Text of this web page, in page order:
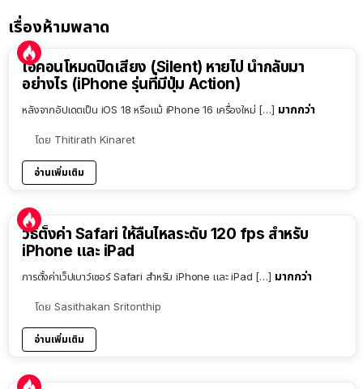
เรื่องห้ามพลาด
ไอคอนโหมดปิดเสียง (Silent) หายไป นำกลับมา
อย่างไร (iPhone รุ่นที่มีปุ่ม Action)
หลังจากอัปเดตเป็น iOS 18 หรือแม้ iPhone 16 เครื่องใหม่ […] มากกว่า
โดย Thitirath Kinaret
อ่านเพิ่มเติม
วิธีตั้งค่า Safari ให้ลื่นไหลระดับ 120 fps สำหรับ
iPhone และ iPad
การตั้งค่าเว็ปเบาว์เซอร์ Safari สำหรับ iPhone และ iPad […] มากกว่า
โดย Sasithakan Sritonthip
อ่านเพิ่มเติม